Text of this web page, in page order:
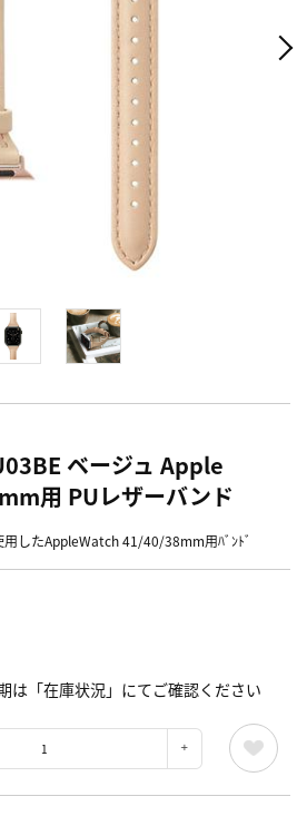
ベージュ Apple
用 PUレザーバンド
用したAppleWatch 41/40/38mm用ﾊﾞﾝﾄﾞ
は「在庫状況」にてご確認ください